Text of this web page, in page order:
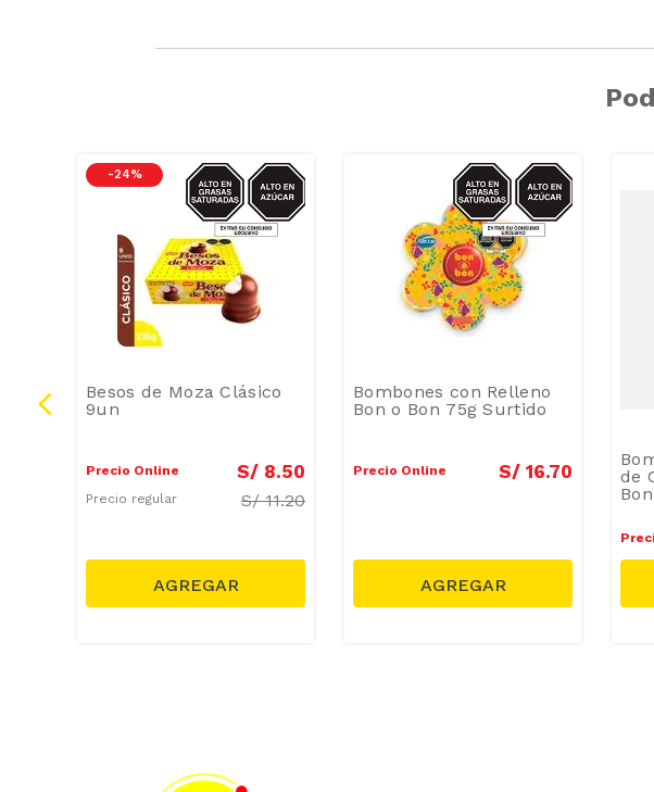
-24 %
AZUCAR/GRASAS-
SAT
Besos de Moza Clásico
9un
Precio Online S/ 8.50
Precio regular S/11.20
AZUCAR/GRASAS-
SAT
Bombones con Relleno
Bon o Bon 75g Surtido
Precio Online S/ 16.70
de